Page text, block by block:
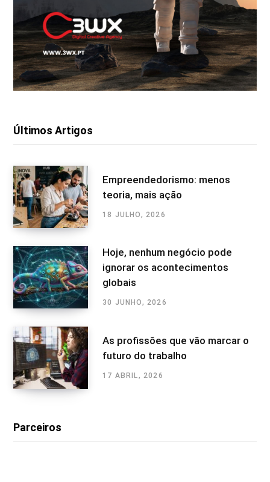
Últimos Artigos
Empreendedorismo: menos
teoria, mais ação
18 JULHO, 2026
Hoje, nenhum negócio pode
ignorar os acontecimentos
globais
30 JUNHO, 2026
As profissões que vão marcar o
futuro do trabalho
17 ABRIL, 2026
Parceiros